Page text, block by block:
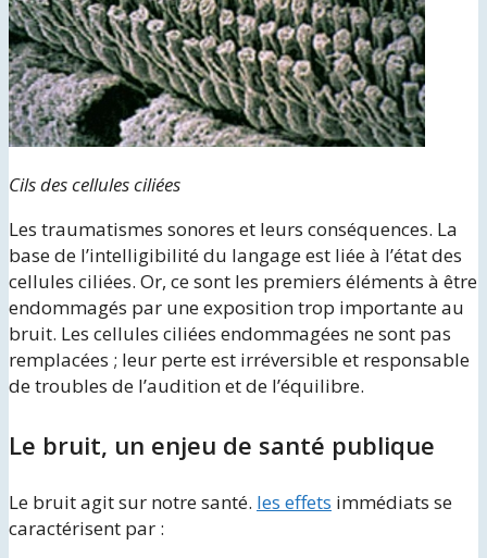
Cils des cellules ciliées
Les traumatismes sonores et leurs conséquences. La
base de l’intelligibilité du langage est liée à l’état des
cellules ciliées. Or, ce sont les premiers éléments à être
endommagés par une exposition trop importante au
bruit. Les cellules ciliées endommagées ne sont pas
remplacées ; leur perte est irréversible et responsable
de troubles de l’audition et de l’équilibre.
Le bruit, un enjeu de santé publique
Le bruit agit sur notre santé. les effets immédiats se
caractérisent par :